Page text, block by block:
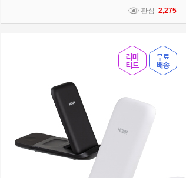
관심 2,275